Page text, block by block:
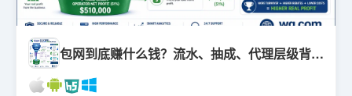
包网到底赚什么钱？流水、抽成、代理层级背后的真实利润归属